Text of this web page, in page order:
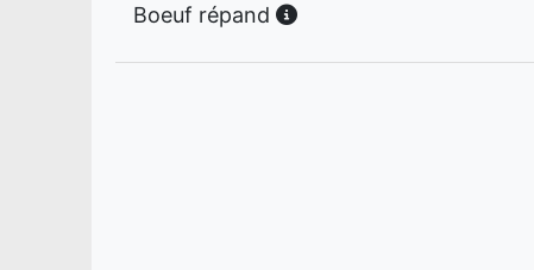
Boeuf répand